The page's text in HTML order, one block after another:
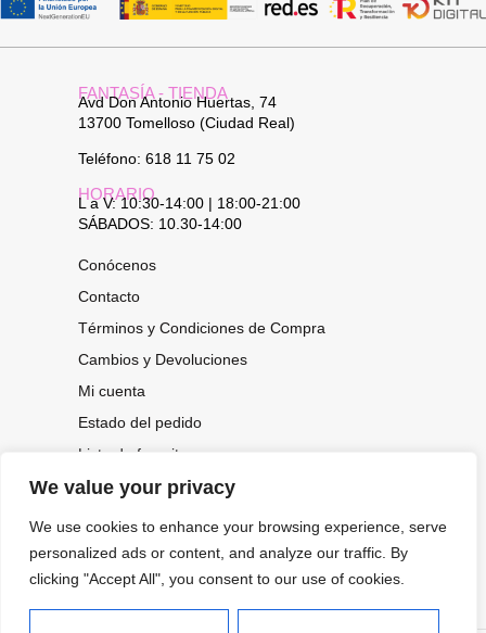
We value your privacy
We use cookies to enhance your browsing experience, serve
personalized ads or content, and analyze our traffic. By
clicking "Accept All", you consent to our use of cookies.
FANTASÍA - TIENDA
Avd Don Antonio Huertas, 74
13700 Tomelloso (Ciudad Real)
Teléfono: 618 11 75 02
HORARIO
L a V: 10:30-14:00 | 18:00-21:00
SÁBADOS: 10.30-14:00
Conócenos
Contacto
Términos y Condiciones de Compra
Cambios y Devoluciones
Mi cuenta
Estado del pedido
Lista de favoritos
CONOCE NUESTRAS NOVEDADES,
OFERTAS...